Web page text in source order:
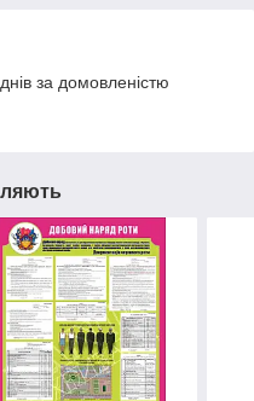
за домовленістю